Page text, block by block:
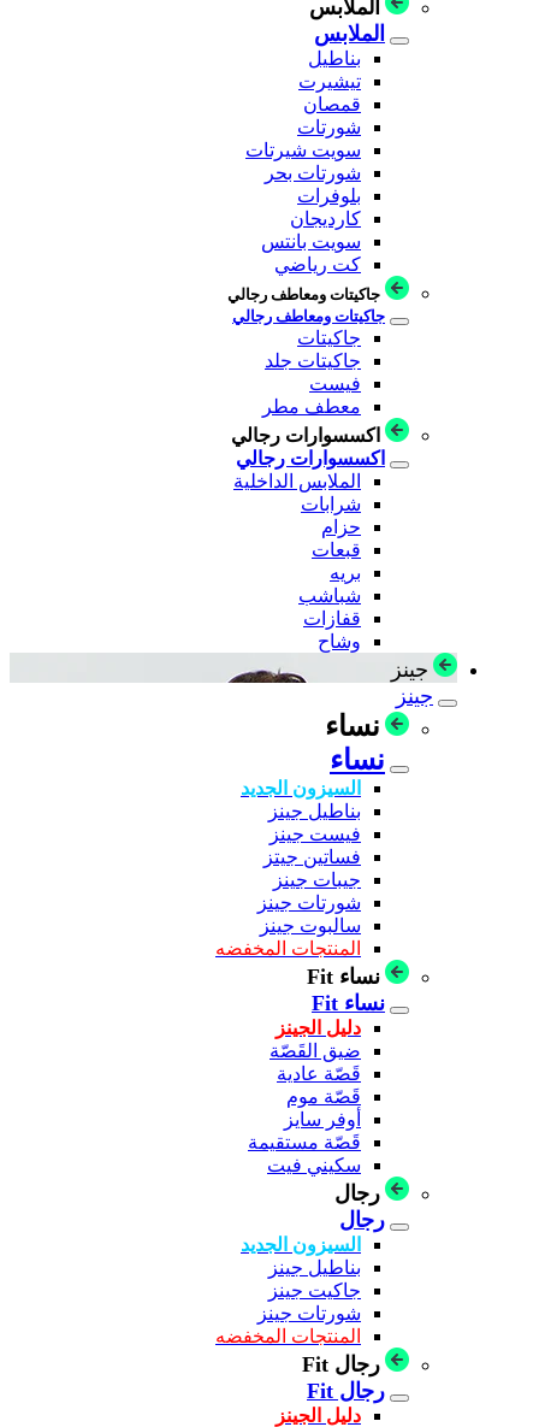
الملابس
الملابس
بناطيل
تيشيرت
قمصان
شورتات
سويت شيرتات
شورتات بحر
بلوفرات
كارديجان
سويت بانتس
كت رياضي
جاكيتات ومعاطف رجالي
جاكيتات ومعاطف رجالي
جاكيتات
جاكيتات جلد
فيست
معطف مطر
اكسسوارات رجالي
اكسسوارات رجالي
الملابس الداخلية
شرابات
حزام
قبعات
بريه
شباشب
قفازات
وشاح
جينز
جينز
نساء
نساء
السيزون الجديد
بناطيل جينز
فيست جينز
فساتين جيتز
جيبات جينز
شورتات جينز
سالبوت جينز
المنتجات المخفضه
نساء Fit
نساء Fit
دليل الجينز
ضيق القَصّة
قَصّة عادية
قَصّة موم
أوفر سايز
قَصّة مستقيمة
سكيني فيت
رجال
رجال
السيزون الجديد
بناطيل جينز
جاكيت جينز
شورتات جينز
المنتجات المخفضه
رجال Fit
رجال Fit
دليل الجينز